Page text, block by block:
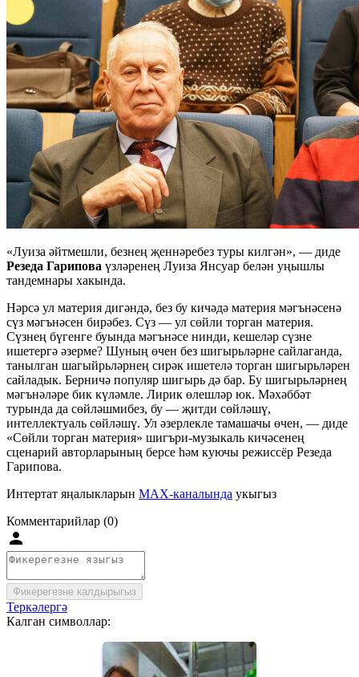
«Луиза әйтмешли, безнең җеннәребез туры килгән», — диде
Резеда Гарипова үзләренең Луиза Янсуар белән уңышлы
тандемнары хакында.
Нәрсә ул материя дигәндә, без бу кичәдә материя мәгънәсенә
сүз мәгънәсен бирәбез. Сүз — ул сөйли торган материя.
Сүзнең бүгенге буында мәгънәсе нинди, кешеләр сүзне
ишетергә әзерме? Шуның өчен без шигырьләрне сайлаганда,
танылган шагыйрьләрнең сирәк ишетелә торган шигырьләрен
сайладык. Берничә популяр шигырь дә бар. Бу шигырьләрнең
мәгънәләре бик күләмле. Лирик өлешләр юк. Мәхәббәт
турында да сөйләшмибез, бу — җитди сөйләшү,
интеллектуаль сөйләшү. Ул әзерлекле тамашачы өчен, — диде
«Сөйли торган материя» шигъри-музыкаль кичәсенең
сценарий авторларының берсе һәм куючы режиссёр Резеда
Гарипова.
Интертат яңалыкларын MAX-каналында укыгыз
Комментарийлар (0)
Фикерегезне калдырыгыз
Теркәлергә
Калган символлар: